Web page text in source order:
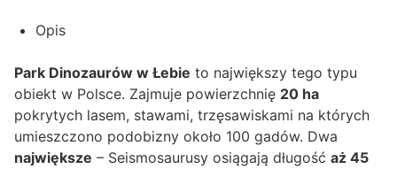
Opis
Park Dinozaurów w Łebie to największy tego typu
obiekt w Polsce. Zajmuje powierzchnię 20 ha
pokrytych lasem, stawami, trzęsawiskami na których
umieszczono podobizny około 100 gadów. Dwa
największe – Seismosaurusy osiągają długość aż 45